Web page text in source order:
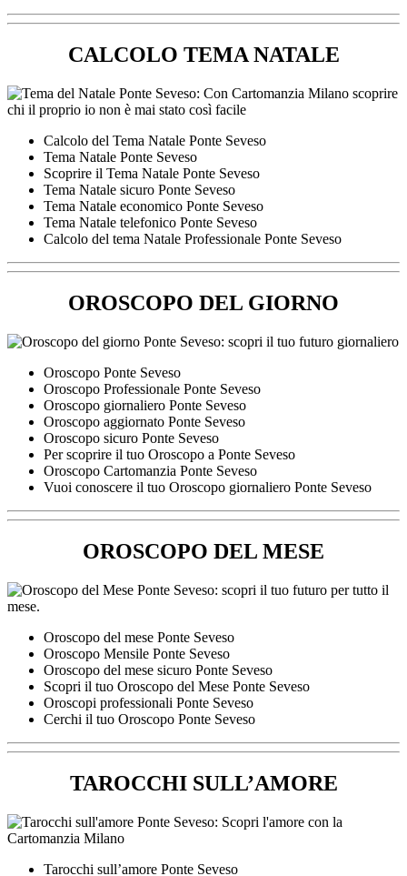
CALCOLO TEMA NATALE
Calcolo del Tema Natale Ponte Seveso
Tema Natale Ponte Seveso
Scoprire il Tema Natale Ponte Seveso
Tema Natale sicuro Ponte Seveso
Tema Natale economico Ponte Seveso
Tema Natale telefonico Ponte Seveso
Calcolo del tema Natale Professionale Ponte Seveso
OROSCOPO DEL GIORNO
Oroscopo Ponte Seveso
Oroscopo Professionale Ponte Seveso
Oroscopo giornaliero Ponte Seveso
Oroscopo aggiornato Ponte Seveso
Oroscopo sicuro Ponte Seveso
Per scoprire il tuo Oroscopo a Ponte Seveso
Oroscopo Cartomanzia Ponte Seveso
Vuoi conoscere il tuo Oroscopo giornaliero Ponte Seveso
OROSCOPO DEL MESE
Oroscopo del mese Ponte Seveso
Oroscopo Mensile Ponte Seveso
Oroscopo del mese sicuro Ponte Seveso
Scopri il tuo Oroscopo del Mese Ponte Seveso
Oroscopi professionali Ponte Seveso
Cerchi il tuo Oroscopo Ponte Seveso
TAROCCHI SULL’AMORE
Tarocchi sull’amore Ponte Seveso